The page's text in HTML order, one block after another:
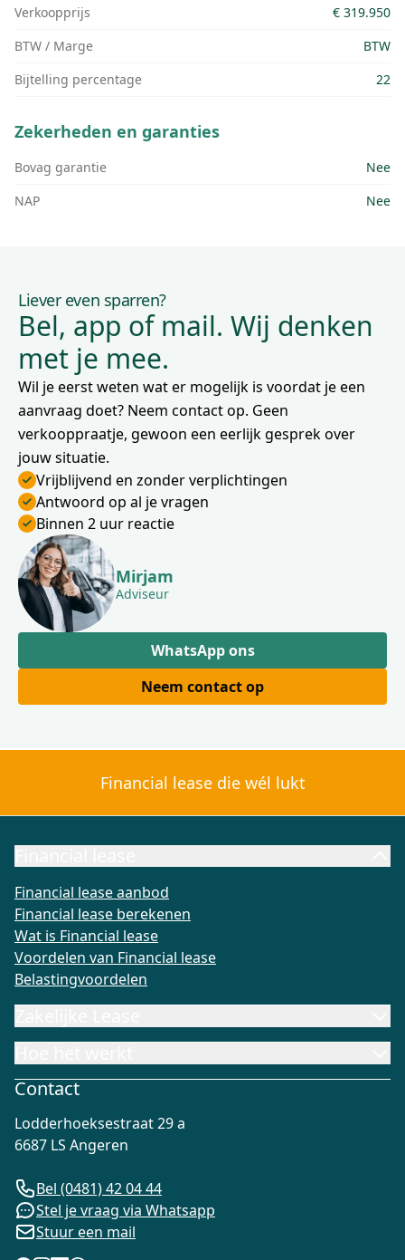
Verkoopprijs
€ 319.950
BTW / Marge
BTW
Bijtelling percentage
22
Zekerheden en garanties
Bovag garantie
Nee
NAP
Nee
Liever even sparren?
Bel, app of mail. Wij denken
met je mee.
Wil je eerst weten wat er mogelijk is voordat je een
aanvraag doet? Neem contact op. Geen
verkooppraatje, gewoon een eerlijk gesprek over
jouw situatie.
Vrijblijvend en zonder verplichtingen
Antwoord op al je vragen
Binnen 2 uur reactie
Mirjam
Adviseur
WhatsApp ons
Neem contact op
Financial lease die wél lukt
Financial lease aanbod
Financial lease berekenen
Wat is Financial lease
Voordelen van Financial lease
Belastingvoordelen
Contact
Lodderhoeksestraat 29 a
6687 LS Angeren
Bel (0481) 42 04 44
Stel je vraag via Whatsapp
Stuur een mail